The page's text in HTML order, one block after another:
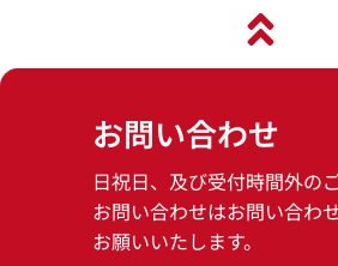
お問い合わせ
日祝日、及び受付時間外の
お問い合わせはお問い合わ
お願いいたします。